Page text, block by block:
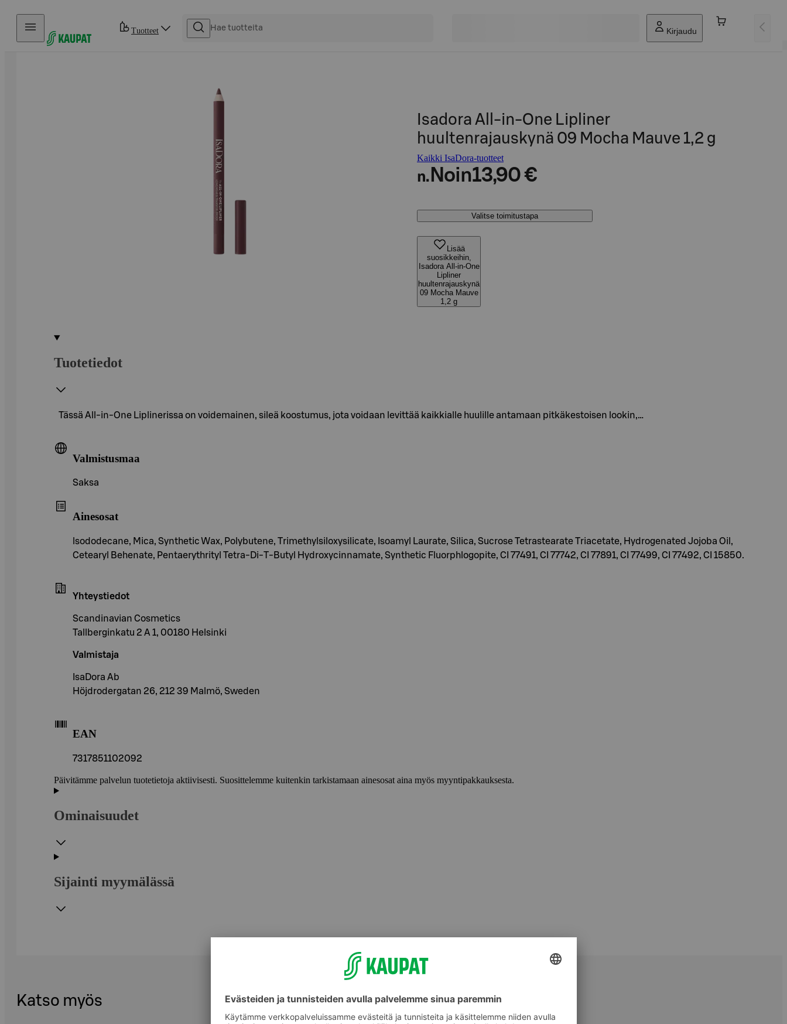
Hyppää sisältöön
Tuotteet Kirjaudu
Isadora All-in-One Lipliner
huultenrajauskynä 09 Mocha Mauve 1,2 g
Kaikki IsaDora-tuotteet
n. Noin13,90 €
Valitse toimitustapa
Lisää
suosikkeihin,
Isadora All-in-One
Lipliner
huultenrajauskynä
09 Mocha Mauve
1,2 g
Tuotetiedot
Tässä All-in-One Liplinerissa on voidemainen, sileä koostumus, jota voidaan levittää kaikkialle huulille antamaan pitkäkestoisen lookin,…
Valmistusmaa
Saksa
Ainesosat
lsododecane, Mica, Synthetic Wax, Polybutene, Trimethylsiloxysilicate, Isoamyl Laurate, Silica, Sucrose Tetrastearate Triacetate, Hydrogenated Jojoba Oil,
Cetearyl Behenate, Pentaerythrityl Tetra-Di-T-Butyl Hydroxycinnamate, Synthetic Fluorphlogopite, CI 77491, CI 77742, CI 77891, CI 77499, CI 77492, CI 15850.
Yhteystiedot
Scandinavian Cosmetics
Tallberginkatu 2 A 1, 00180 Helsinki
Valmistaja
IsaDora Ab
Höjdrodergatan 26, 212 39 Malmö, Sweden
EAN
7317851102092
Päivitämme palvelun tuotetietoja aktiivisesti. Suosittelemme kuitenkin tarkistamaan ainesosat aina myös myyntipakkauksesta.
Ominaisuudet
Sijainti myymälässä
Katso myös